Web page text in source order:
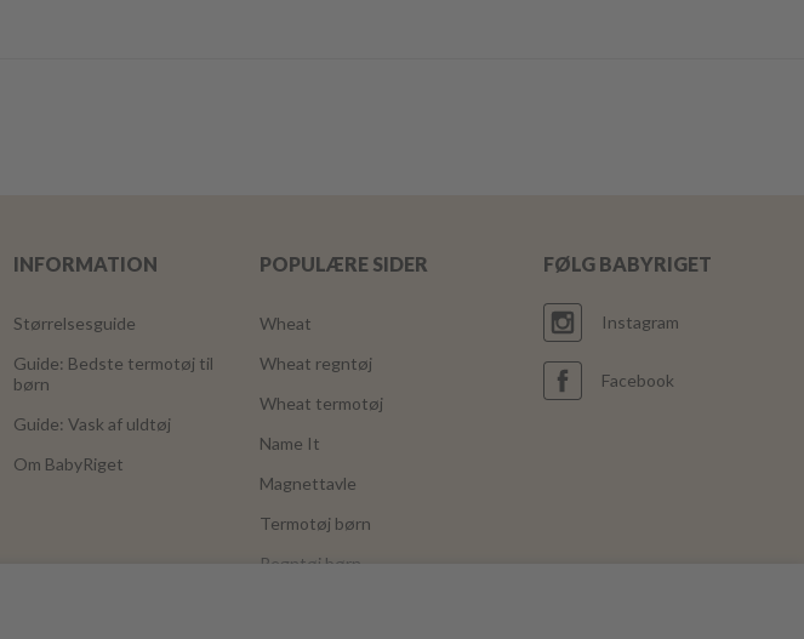
INFORMATION
Størrelsesguide
Guide: Bedste termotøj til
børn
Guide: Vask af uldtøj
Om BabyRiget
POPULÆRE SIDER
Wheat
Wheat regntøj
Wheat termotøj
Name It
Magnettavle
Termotøj børn
Regntøj børn
FØLG BABYRIGET
Instagram
Facebook